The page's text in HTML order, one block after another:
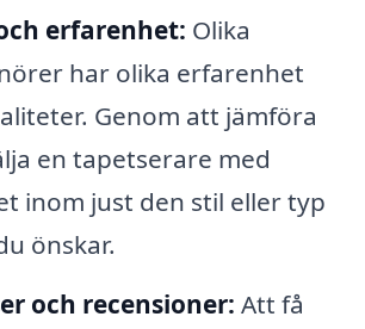
erfarenhet: Olika
har olika erfarenhet
Genom att jämföra
en tapetserare med
inom just den stil eller typ
önskar.
och recensioner: Att få